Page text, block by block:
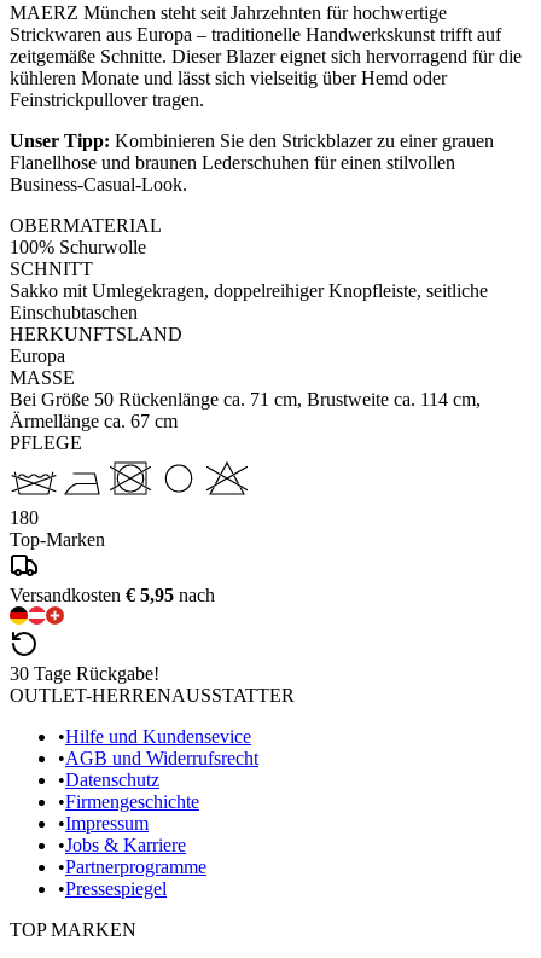
MAERZ München steht seit Jahrzehnten für hochwertige
Strickwaren aus Europa – traditionelle Handwerkskunst trifft auf
zeitgemäße Schnitte. Dieser Blazer eignet sich hervorragend für die
kühleren Monate und lässt sich vielseitig über Hemd oder
Feinstrickpullover tragen.
Unser Tipp: Kombinieren Sie den Strickblazer zu einer grauen
Flanellhose und braunen Lederschuhen für einen stilvollen
Business-Casual-Look.
OBERMATERIAL
100% Schurwolle
SCHNITT
Sakko mit Umlegekragen, doppelreihiger Knopfleiste, seitliche
Einschubtaschen
HERKUNFTSLAND
Europa
MASSE
Bei Größe 50 Rückenlänge ca. 71 cm, Brustweite ca. 114 cm,
Ärmellänge ca. 67 cm
PFLEGE
180
Top-Marken
Versandkosten € 5,95 nach
30 Tage Rückgabe!
OUTLET-HERRENAUSSTATTER
•Hilfe und Kundensevice
•AGB und Widerrufsrecht
•Datenschutz
•Firmengeschichte
•Impressum
•Jobs & Karriere
•Partnerprogramme
•Pressespiegel
TOP MARKEN